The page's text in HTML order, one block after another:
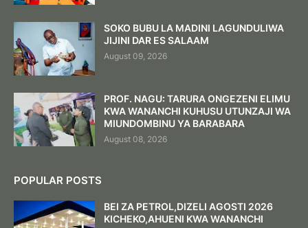
SOKO BUBU LA MADINI LAGUNDULIWA
JIJINI DAR ES SALAAM
August 09, 2026
PROF. NAGU: TARURA ONGEZENI ELIMU
KWA WANANCHI KUHUSU UTUNZAJI WA
MIUNDOMBINU YA BARABARA ‎
August 08, 2026
POPULAR POSTS
BEI ZA PETROL,DIZELI AGOSTI 2026
KICHEKO,AHUENI KWA WANANCHI